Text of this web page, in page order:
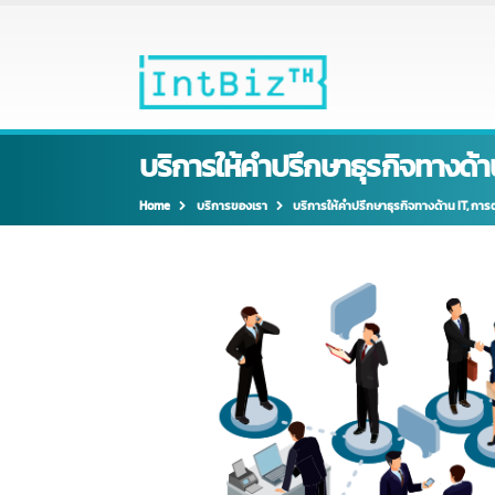
บริการให้คำปรึกษาธุรกิจทาง
Home บริการของเรา บริการให้คำปรึกษาธุรกิจทางด้าน